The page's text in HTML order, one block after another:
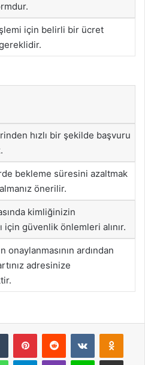
için belirli bir ücret
hızlı bir şekilde başvuru
bekleme süresini azaltmak
önerilir.
kimliğinizin
için güvenlik önlemleri alınır.
onaylanmasının ardından
adresinize
Tumblr PinterestReddit VKontakte
WhatsAppTelegramViber Line E-Posta ile